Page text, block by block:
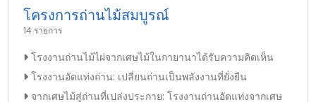
โครงการถ่านไม้สมบูรณ์
14 รายการ
โรงงานถ่านไม้ไผ่จากเศษไม้ในกายานาได้รับความคิดเห็น
โรงงานอัดแท่งถ่าน: เปลี่ยนถ่านเป็นพลังงานที่ยั่งยืน
จากเศษไม้สู่ถ่านที่เปล่งประกาย: โรงงานถ่านอัดแท่งจากเศษ